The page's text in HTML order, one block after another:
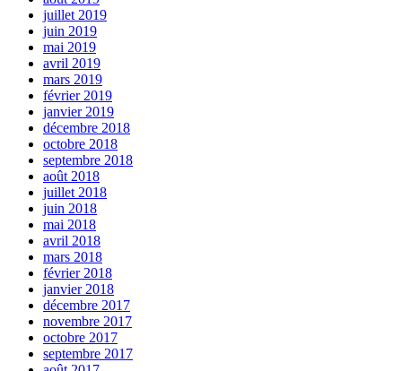
juillet 2019
juin 2019
mai 2019
avril 2019
mars 2019
février 2019
janvier 2019
décembre 2018
octobre 2018
septembre 2018
août 2018
juillet 2018
juin 2018
mai 2018
avril 2018
mars 2018
février 2018
janvier 2018
décembre 2017
novembre 2017
octobre 2017
septembre 2017